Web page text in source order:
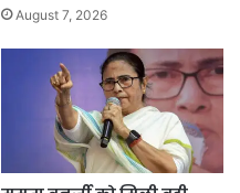
August 7, 2026